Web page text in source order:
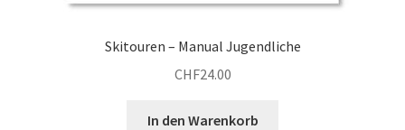
Skitouren – Manual Jugendliche
CHF24.00
In den Warenkorb